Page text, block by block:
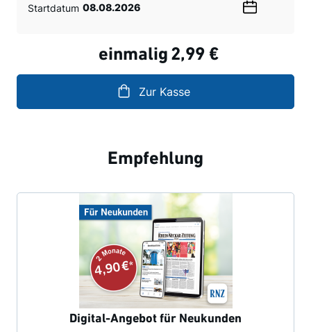
Startdatum
einmalig 2,99 €
Zur Kasse
Empfehlung
Digital-Angebot für Neukunden